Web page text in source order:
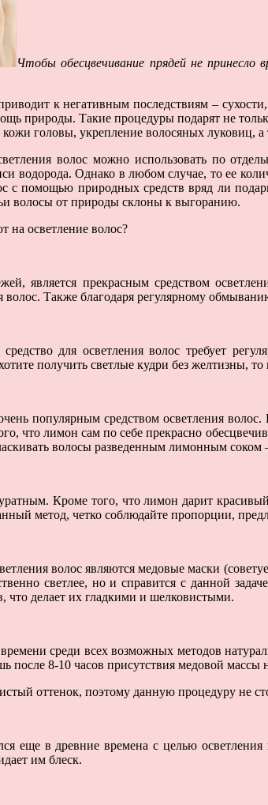
Чтобы обесцвечивание прядей не принесло
к негативным последствиям –
природы. Такие процедуры подарят не
кожи головы, укрепление волосяных луковиц,
волос можно использовать по
водорода. Однако в любом случае, то ее
с помощью природных средств вряд ли
волосы от природы склоны к выгоранию.
на осветление волос?
является прекрасным средством
волос. Также благодаря регулярному
для осветления волос требует
получить светлые кудри без желтизны, то
популярным средством осветления
что лимон сам по себе прекрасно
волосы разведенным лимонным
Кроме того, что лимон дарит
метод, четко соблюдайте пропорции,
волос являются медовые маски
светлее, но и справится с данной
что делает их гладкими и шелковистыми.
среди всех возможных методов
после 8-10 часов присутствия медовой массы
оттенок, поэтому данную процедуру не
еще в древние времена с целью
им блеск.